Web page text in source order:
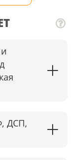
ДСП,